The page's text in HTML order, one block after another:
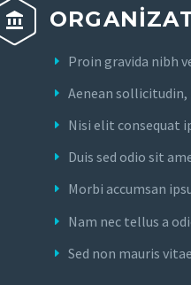


Proin gravida nibh
Aenean
Nisi elit consequat
Duis sed odio sit
Morbi accumsan
Nam nec tellus a
Sed non mauris